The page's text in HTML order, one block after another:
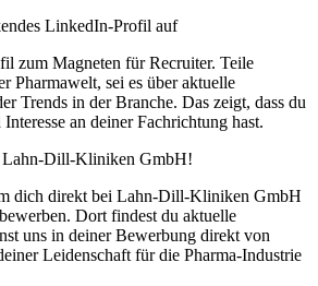
LinkedIn-Profil auf
zum Magneten für Recruiter. Teile
Pharmawelt, sei es über aktuelle
Trends in der Branche. Das zeigt, dass du
an deiner Fachrichtung hast.
Dill-Kliniken GmbH!
dich direkt bei Lahn-Dill-Kliniken GmbH
Dort findest du aktuelle
uns in deiner Bewerbung direkt von
Leidenschaft für die Pharma-Industrie